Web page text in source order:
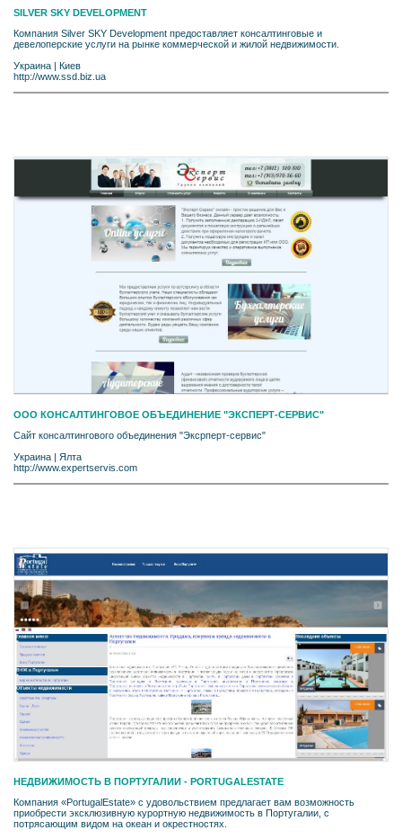
SILVER SKY DEVELOPMENT
Компания Silver SKY Development предоставляет консалтинговые и
девелоперские услуги на рынке коммерческой и жилой недвижимости.
Украина
Киев
http://www.ssd.biz.ua
ООО КОНСАЛТИНГОВОЕ ОБЪЕДИНЕНИЕ "ЭКСПЕРТ-СЕРВИС"
Сайт консалтингового объединения "Эксрперт-сервис"
Украина | Ялта
http://www.expertservis.com
НЕДВИЖИМОСТЬ В ПОРТУГАЛИИ - PORTUGALESTATE
Компания «PortugalEstate» с удовольствием предлагает вам возможность
приобрести эксклюзивную курортную недвижимость в Португалии, с
потрясающим видом на океан и окрестностях.